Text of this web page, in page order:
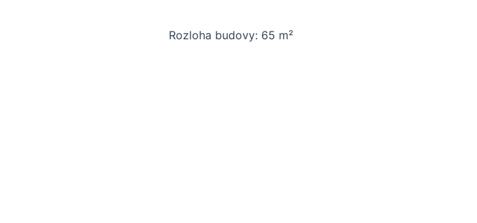
Rozloha budovy: 65 m²